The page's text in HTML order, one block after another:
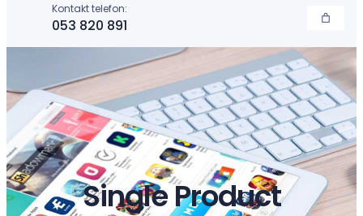
Kontakt telefon:
053 820 891
Single Product